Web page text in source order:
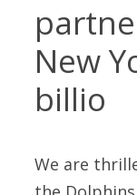
New
billio
We are